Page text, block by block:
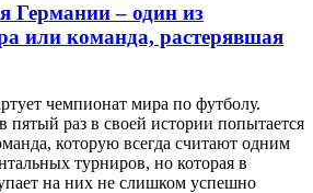
Германии – один из
или команда, растерявшая
чемпионат мира по футболу.
пятый раз в своей истории попытается
которую всегда считают одним
турниров, но которая в
на них не слишком успешно